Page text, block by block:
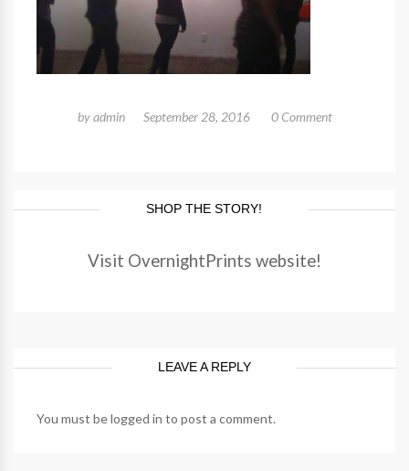
byadmin September 28, 2016 0 Comment
SHOP THE STORY!
Visit OvernightPrints website!
LEAVE A REPLY
You must belogged in to post a comment.